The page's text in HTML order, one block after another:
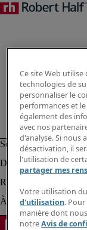
Ce site Web
technologies de
personnaliser le
performances et
également des
avec nos
d'analyse. Si nous
désactivation, il
l'utilisation de
partager mes
Votre utilisation
d'utilisation.
manière dont
notreAvis de